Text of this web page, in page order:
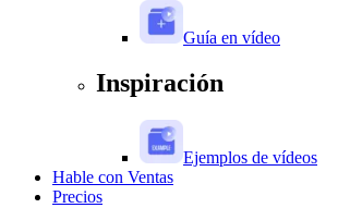
Guía en vídeo
Inspiración
Ejemplos de vídeos
Hable con Ventas
Precios